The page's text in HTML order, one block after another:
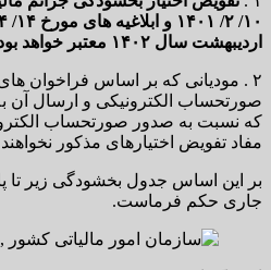
اردیبهشت سال ۱۴۰۲ معتبر خواهد بود.
۲ . مودیانی که بر اساس فراخوان
صورتحساب الکترونیکی و ارسال آن
که نسبت به صدور صورتحساب
مفاد تفویض اختیارهای مذکور نخواهند
بر این اساس جدول بخشودگی زیر تا
جاری حکم فرماست.